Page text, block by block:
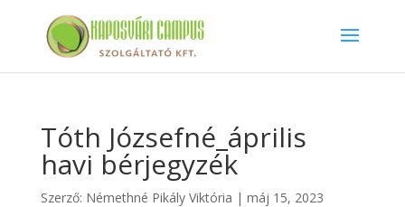
Tóth Józsefné_április
havi bérjegyzék
Szerző: Némethné Pikály Viktória | máj 15, 2023